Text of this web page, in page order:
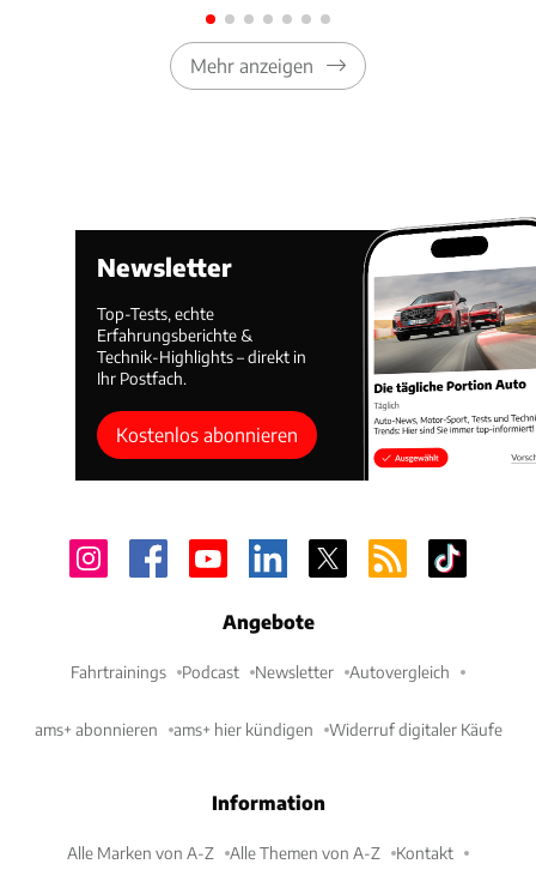
Mehr anzeigen
Newsletter
Top-Tests, echte
Erfahrungsberichte &
Technik-Highlights – direkt in
Ihr Postfach.
Kostenlos abonnieren
Angebote
Fahrtrainings Podcast Newsletter Autovergleich
ams+ abonnieren ams+ hier kündigen Widerruf digitaler Käufe
Information
Alle Marken von A-Z Alle Themen von A-Z Kontakt